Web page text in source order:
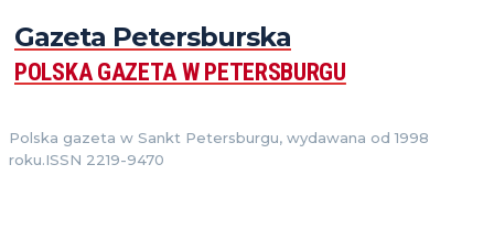
Gazeta Petersburska
POLSKA GAZETA W PETERSBURGU
Polska gazeta w Sankt Petersburgu, wydawana od 1998
roku.ISSN 2219-9470